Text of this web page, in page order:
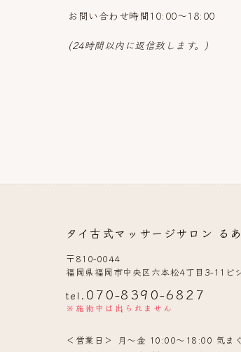
お問い合わせ時間10:00～18:00
(24時間以内に返信致します。)
タイ古式マッサージサロン
〒810-0044
福岡県福岡市中央区六本松4丁目3-11ビ
tel. 070-8390-6827
※施術中は出られません
営業日
月〜金 10:00〜18:00 気ま